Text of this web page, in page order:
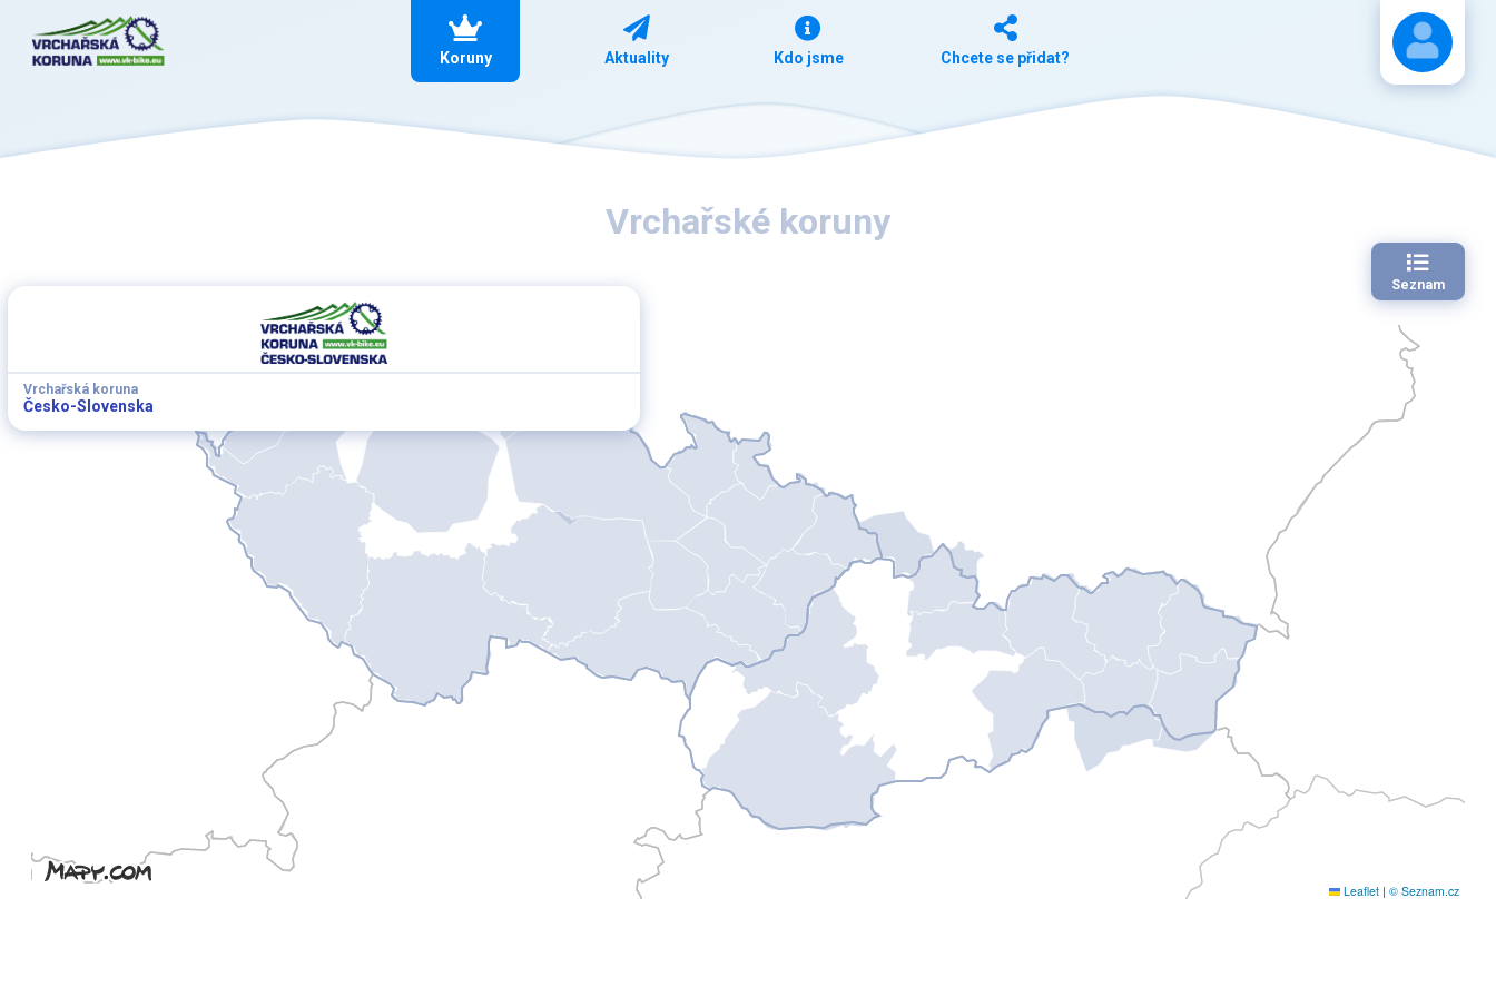
Koruny Aktuality Kdo jsme Chcete se přidat?
Stáhnout návod
Vrchařské koruny
Seznam
Vrchařská koruna
Česko-Slovenska
Leaflet | © Seznam.cz